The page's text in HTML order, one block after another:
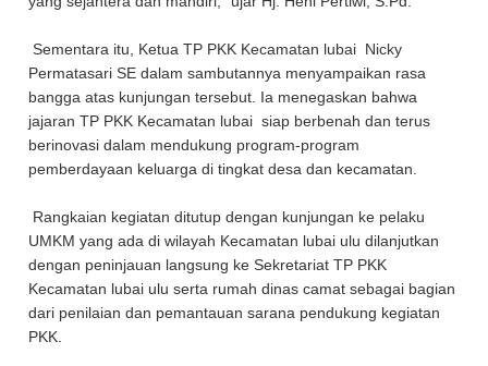
Sementara itu, Ketua TP PKK Kecamatan lubai Nicky
Permatasari SE dalam sambutannya menyampaikan rasa
bangga atas kunjungan tersebut. Ia menegaskan bahwa
jajaran TP PKK Kecamatan lubai siap berbenah dan terus
berinovasi dalam mendukung program-program
pemberdayaan keluarga di tingkat desa dan kecamatan.
Rangkaian kegiatan ditutup dengan kunjungan ke pelaku
UMKM yang ada di wilayah Kecamatan lubai ulu dilanjutkan
dengan peninjauan langsung ke Sekretariat TP PKK
Kecamatan lubai ulu serta rumah dinas camat sebagai bagian
dari penilaian dan pemantauan sarana pendukung kegiatan
PKK.